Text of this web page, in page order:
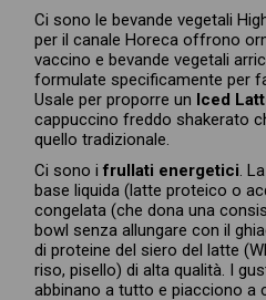
Ci sono le bevande vegetali
per il canale Horeca offrono
vaccino e bevande vegetali
formulate specificamente per
Usale per proporre un Iced
cappuccino freddo shakerato
quello tradizionale.
Ci sono ifrullati energetici.
base liquida (latte proteico o
congelata (che dona una
bowl senza allungare con il
di proteine del siero del latte
riso, pisello) di alta qualità. I
abbinano a tutto e piacciono a